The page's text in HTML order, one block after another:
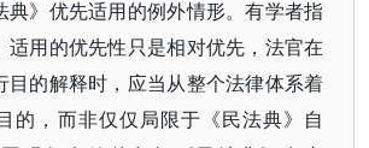
典》优先适用的例外情形。有学者指
适用的优先性只是相对优先，法官在
目的解释时，应当从整个法律体系着
的，而非仅仅局限于《民法典》自